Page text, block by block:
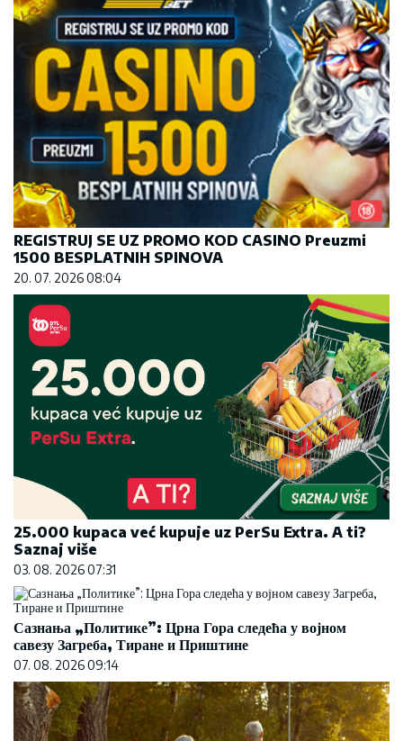
REGISTRUJ SE UZ PROMO KOD CASINO Preuzmi
1500 BESPLATNIH SPINOVA
20. 07. 2026 08:04
25.000 kupaca već kupuje uz PerSu Extra. A ti?
Saznaj više
03. 08. 2026 07:31
Сазнања „Политике”: Црна Гора следећа у војном
савезу Загреба, Тиране и Приштине
07. 08. 2026 09:14